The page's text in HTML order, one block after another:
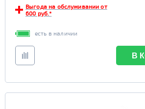
Выгода на обслуживании от
600 руб.*
есть в наличии
В